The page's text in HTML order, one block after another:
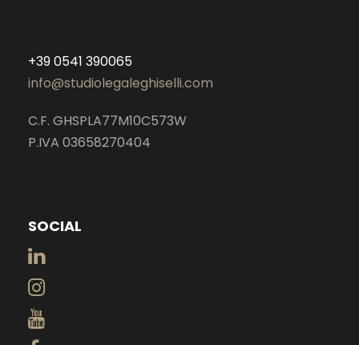
+39 0541 390065
info@studiolegaleghiselli.com
C.F. GHSPLA77M10C573W
P.IVA 03658270404
SOCIAL